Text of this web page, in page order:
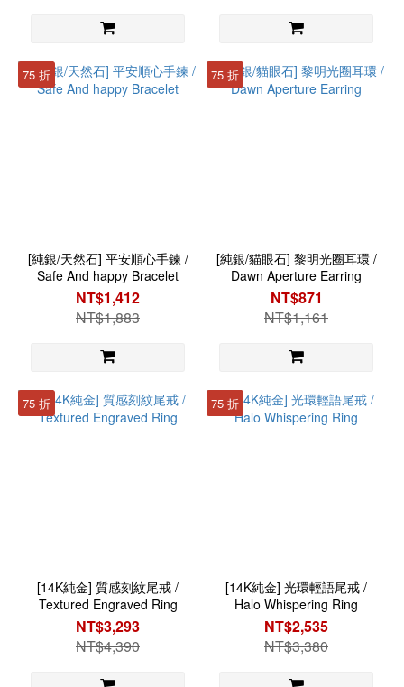
75 折
[純銀/天然石] 平安順心手鍊 /
Safe And happy Bracelet
NT$1,412
NT$1,883
75 折
[純銀/貓眼石] 黎明光圈耳環 /
Dawn Aperture Earring
NT$871
NT$1,161
75 折
[14K純金] 質感刻紋尾戒 /
Textured Engraved Ring
NT$3,293
NT$4,390
75 折
[14K純金] 光環輕語尾戒 /
Halo Whispering Ring
NT$2,535
NT$3,380